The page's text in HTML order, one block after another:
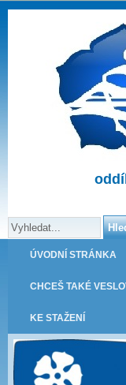
ÚVODNÍ STRÁNKA
CHCEŠ TAKÉ
KE STAŽENÍ